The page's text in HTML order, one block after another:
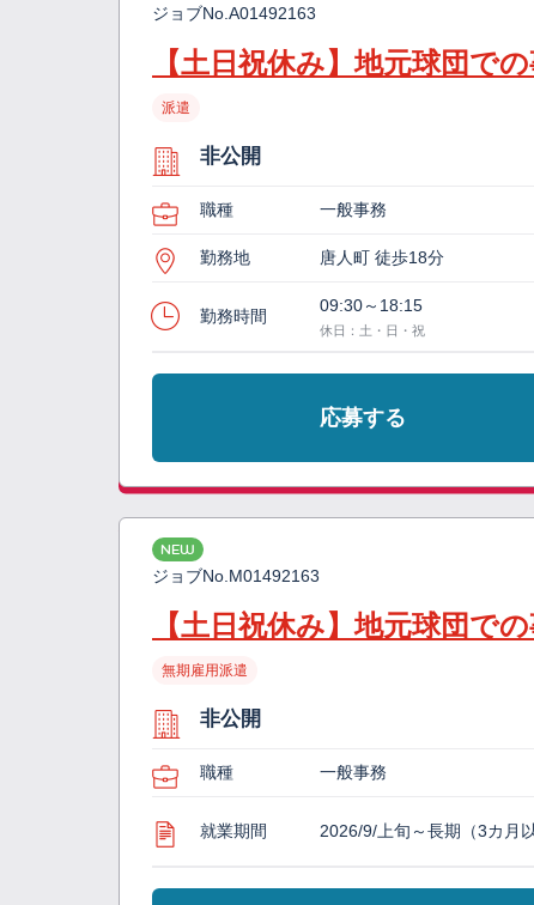
ジョブNo. A01492163
【土日祝休み】地元球団で
派遣
非公開
職種 一般事務
勤務地 唐人町 徒歩18分
勤務時間
09:30～18:15
休日：土・日・祝
応募する
NEW
ジョブNo. M01492163
【土日祝休み】地元球団で
無期雇用派遣
非公開
職種 一般事務
就業期間 2026/9/上旬～長期（3カ月以